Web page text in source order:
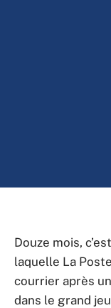
Douze mois,
laquelle La
courrier après
dans le grand